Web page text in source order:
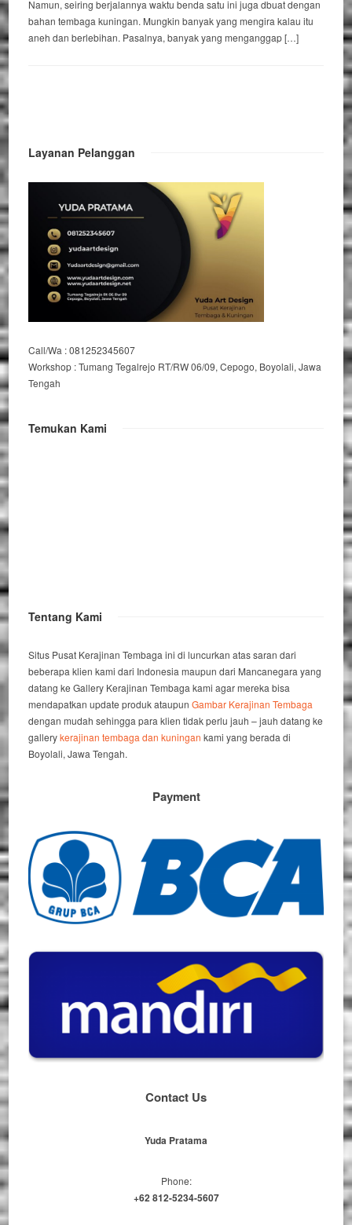
Namun, seiring berjalannya waktu benda satu ini juga dbuat dengan
bahan tembaga kuningan. Mungkin banyak yang mengira kalau itu
aneh dan berlebihan. Pasalnya, banyak yang menganggap […]
Layanan Pelanggan
Call/Wa : 081252345607
Workshop : Tumang Tegalrejo RT/RW 06/09, Cepogo, Boyolali, Jawa
Tengah
Temukan Kami
Tentang Kami
Situs Pusat Kerajinan Tembaga ini di luncurkan atas saran dari
beberapa klien kami dari Indonesia maupun dari Mancanegara yang
datang ke Gallery Kerajinan Tembaga kami agar mereka bisa
mendapatkan update produk ataupunGambar Kerajinan Tembaga
dengan mudah sehingga para klien tidak perlu jauh – jauh datang ke
gallerykerajinan tembaga dan kuningan kami yang berada di
Boyolali, Jawa Tengah.
Payment
Contact Us
Yuda Pratama
Phone:
+62 812-5234-5607